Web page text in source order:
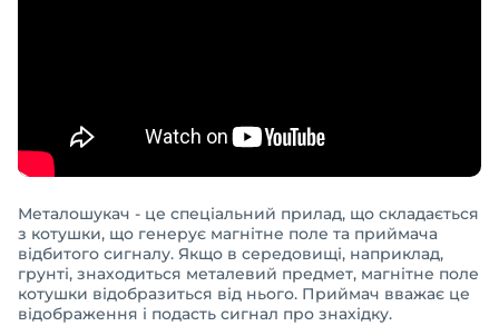
Металошукач - це спеціальний прилад, що складається
з котушки, що генерує магнітне поле та приймача
відбитого сигналу. Якщо в середовищі, наприклад,
грунті, знаходиться металевий предмет, магнітне поле
котушки відобразиться від нього. Приймач вважає це
відображення і подасть сигнал про знахідку.